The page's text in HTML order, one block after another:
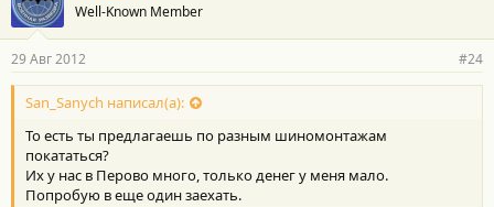
Well-Known Member
29 Авг 2012 #24
San_Sanych написал(а):
То есть ты предлагаешь по разным шиномонтажам
покататься?
Их у нас в Перово много, только денег у меня мало.
Попробую в еще один заехать.